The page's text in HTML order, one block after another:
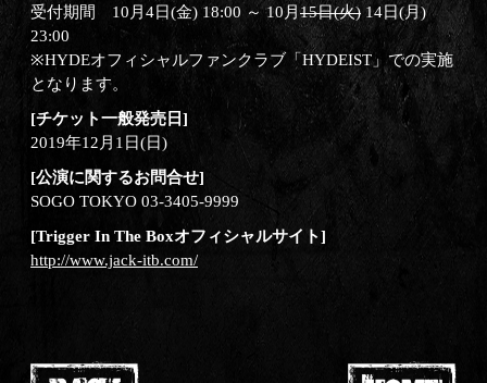
受付期間 10月4日(金) 18:00 ～ 10月15日(火) 14日(月)
23:00
※HYDEオフィシャルファンクラブ「HYDEIST」での実施
となります。
[チケット一般発売日]
2019年12月1日(日)
[公演に関するお問合せ]
SOGO TOKYO 03-3405-9999
[Trigger In The Boxオフィシャルサイト]
http://www.jack-itb.com/